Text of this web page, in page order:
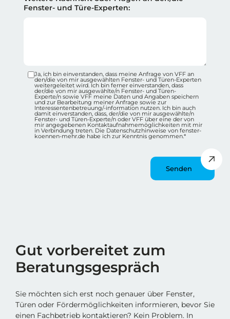
Fenster- und Türe-Experten:
Datenschutz-Checkbox Container
Ja, ich bin einverstanden, dass meine Anfrage von VFF an
den/die von mir ausgewählten Fenster- und Türen-Experten
weitergeleitet wird. Ich bin ferner einverstanden, dass
der/die von mir ausgewählte/n Fenster- und Türen-
Experte/n sowie VFF meine Daten und Angaben speichern
und zur Bearbeitung meiner Anfrage sowie zur
Interessentenbetreuung/-information nutzen. Ich bin auch
damit einverstanden, dass, der/die von mir ausgewählte/n
Fenster- und Türen-Experte/n oder VFF über eine der von
mir angegebenen Kontaktaufnahmemöglichkeiten mit mir
in Verbindung treten. Die Datenschutzhinweise von fenster-
koennen-mehr.de habe ich zur Kenntnis genommen.*
Gut vorbereitet zum
Beratungsgespräch
Sie möchten sich erst noch genauer über Fenster,
Türen oder Fördermöglichkeiten informieren, bevor Sie
einen Fachbetrieb kontaktieren? Kein Problem. In